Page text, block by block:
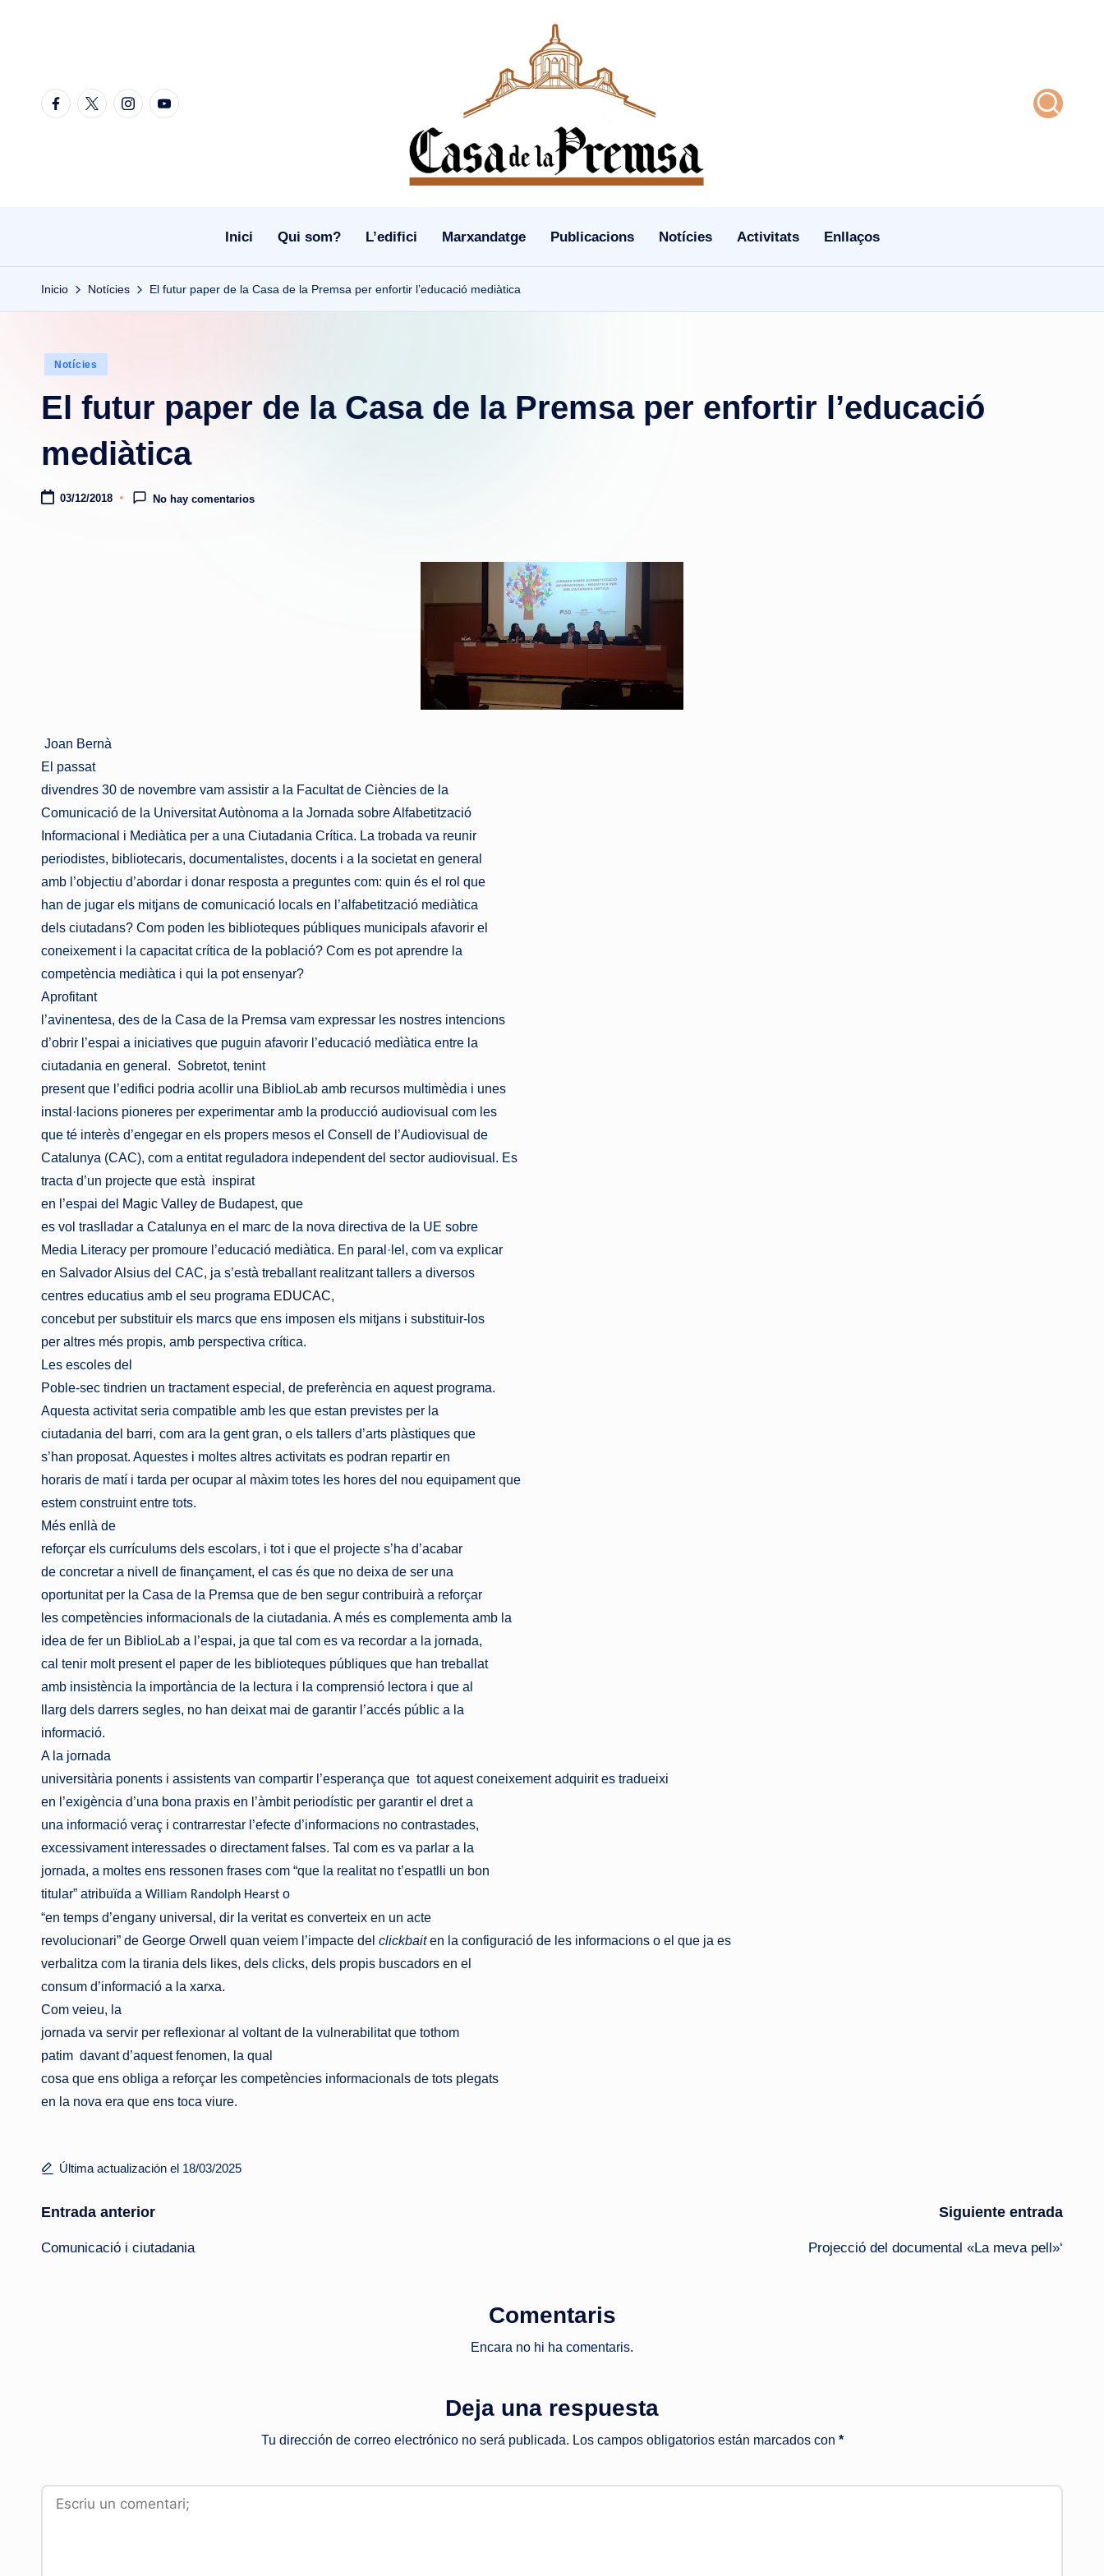
contenido
FacebookTwitterInstagramYoutube
Inici Qui som? L’edifici Marxandatge Publicacions Notícies Activitats Enllaços
Inicio Notícies El futur paper de la Casa de la Premsa per enfortir l’educació mediàtica
Publicado
Notícies
El futur paper de la Casa de la Premsa per enfortir l’educació
mediàtica
03/12/2018 No hay comentarios
Joan Bernà
El passat
divendres 30 de novembre vam assistir a la Facultat de Ciències de la
Comunicació de la Universitat Autònoma a la Jornada sobre Alfabetització
Informacional i Mediàtica per a una Ciutadania Crítica. La trobada va reunir
periodistes, bibliotecaris, documentalistes, docents i a la societat en general
amb l’objectiu d’abordar i donar resposta a preguntes com: quin és el rol que
han de jugar els mitjans de comunicació locals en l’alfabetització mediàtica
dels ciutadans? Com poden les biblioteques públiques municipals afavorir el
coneixement i la capacitat crítica de la població? Com es pot aprendre la
competència mediàtica i qui la pot ensenyar?
Aprofitant
l’avinentesa, des de la Casa de la Premsa vam expressar les nostres intencions
d’obrir l’espai a iniciatives que puguin afavorir l’educació medìàtica entre la
ciutadania en general. Sobretot, tenint
present que l’edifici podria acollir una BiblioLab amb recursos multimèdia i unes
instal·lacions pioneres per experimentar amb la producció audiovisual com les
que té interès d’engegar en els propers mesos el Consell de l’Audiovisual de
Catalunya (CAC), com a entitat reguladora independent del sector audiovisual. Es
tracta d’un projecte que està inspirat
en l’espai del Magic Valley de Budapest, que
es vol traslladar a Catalunya en el marc de la nova directiva de la UE sobre
Media Literacy per promoure l’educació mediàtica. En paral·lel, com va explicar
en Salvador Alsius del CAC, ja s’està treballant realitzant tallers a diversos
centres educatius amb el seu programa EDUCAC,
concebut per substituir els marcs que ens imposen els mitjans i substituir-los
per altres més propis, amb perspectiva crítica.
Les escoles del
Poble-sec tindrien un tractament especial, de preferència en aquest programa.
Aquesta activitat seria compatible amb les que estan previstes per la
ciutadania del barri, com ara la gent gran, o els tallers d’arts plàstiques que
s’han proposat. Aquestes i moltes altres activitats es podran repartir en
horaris de matí i tarda per ocupar al màxim totes les hores del nou equipament que
estem construint entre tots.
Més enllà de
reforçar els currículums dels escolars, i tot i que el projecte s’ha d’acabar
de concretar a nivell de finançament, el cas és que no deixa de ser una
oportunitat per la Casa de la Premsa que de ben segur contribuirà a reforçar
les competències informacionals de la ciutadania. A més es complementa amb la
idea de fer un BiblioLab a l’espai, ja que tal com es va recordar a la jornada,
cal tenir molt present el paper de les biblioteques públiques que han treballat
amb insistència la importància de la lectura i la comprensió lectora i que al
llarg dels darrers segles, no han deixat mai de garantir l’accés públic a la
informació.
A la jornada
universitària ponents i assistents van compartir l’esperança que tot aquest coneixement adquirit es tradueixi
en l’exigència d’una bona praxis en l’àmbit periodístic per garantir el dret a
una informació veraç i contrarrestar l’efecte d’informacions no contrastades,
excessivament interessades o directament falses. Tal com es va parlar a la
jornada, a moltes ens ressonen frases com “que la realitat no t’espatlli un bon
titular” atribuïda a William Randolph Hearst o
“en temps d’engany universal, dir la veritat es converteix en un acte
revolucionari” de George Orwell quan veiem l’impacte del clickbaiten la configuració de les informacions o el que ja es
verbalitza com la tirania dels likes, dels clicks, dels propis buscadors en el
consum d’informació a la xarxa.
Com veieu, la
jornada va servir per reflexionar al voltant de la vulnerabilitat que tothom
patim davant d’aquest fenomen, la qual
cosa que ens obliga a reforçar les competències informacionals de tots plegats
en la nova era que ens toca viure.
Última actualización el 18/03/2025
Navegación
de
Entrada anterior
Comunicació i ciutadania
Siguiente entrada
Projecció del documental «La meva pell»‘
Comentaris
Encara no hi ha comentaris.
Deja una respuesta
Tu dirección de correo electrónico no será publicada. Los campos obligatorios están marcados con *